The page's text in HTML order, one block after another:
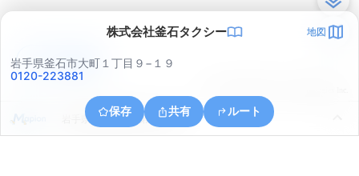
株式会社釜石タクシー 地図
岩手県釜石市大町１丁目９−１９
0120-223881
保存 共有 ルート
岩手県釜石市釜石第１地割
アプリで見る